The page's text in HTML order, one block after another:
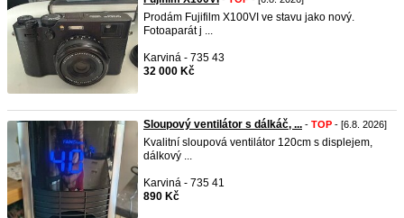
Prodám Fujifilm X100VI ve stavu jako nový.
Fotoaparát j ...
Karviná - 735 43
32 000 Kč
Sloupový ventilátor s dálkáč, ... - TOP - [6.8. 2026]
Kvalitní sloupová ventilátor 120cm s displejem,
dálkový ...
Karviná - 735 41
890 Kč